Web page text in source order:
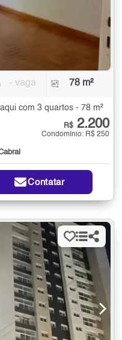
- vaga 78 m²
com 3 quartos - 78 m²
R$ 2.200
Condomínio: R$ 250
Contatar